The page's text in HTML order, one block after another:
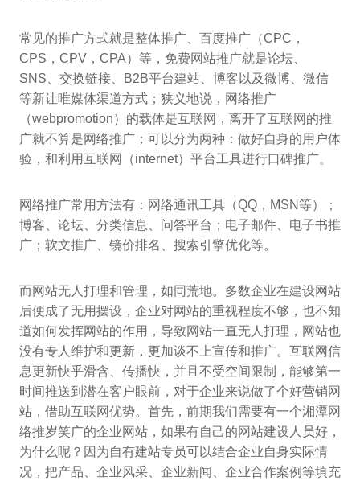
常见的推广方式就是整体推广、百度推广（CPC，
CPS，CPV，CPA）等，免费网站推广就是论坛、
SNS、交换链接、B2B平台建站、博客以及微博、微信
等新让唯媒体渠道方式；狭义地说，网络推广
（webpromotion）的载体是互联网，离开了互联网的推
广就不算是网络推广；可以分为两种：做好自身的用户体
验，和利用互联网（internet）平台工具进行口碑推广。
网络推广常用方法有：网络通讯工具（QQ，MSN等）；
博客、论坛、分类信息、问答平台；电子邮件、电子书推
广；软文推广、镜价排名、搜索引擎优化等。
而网站无人打理和管理，如同荒地。多数企业在建设网站
后便成了无用摆设，企业对网站的重视程度不够，也不知
道如何发挥网站的作用，导致网站一直无人打理，网站也
没有专人维护和更新，更加谈不上宣传和推广。互联网信
息更新快乎滑含、传播快，并且不受空间限制，能够第一
时间推送到潜在客户眼前，对于企业来说做了个好营销网
站，借助互联网优势。首先，前期我们需要有一个湘潭网
络推岁笑广的企业网站，如果有自己的网站建设人员好，
为什么呢？因为自有建站专员可以结合企业自身实际情
况，把产品、企业风采、企业新闻、企业合作案例等填充